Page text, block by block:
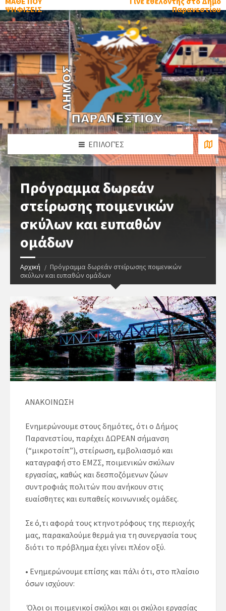
ΨΗΦΙΖΕΙΣ
Παρανεστίου
ΕΠΙΛΟΓΈΣ
Πρόγραμμα δωρεάν
στείρωσης ποιμενικών
σκύλων και ευπαθών
ομάδων
Αρχική
Πρόγραμμα δωρεάν στείρωσης ποιμενικών
σκύλων και ευπαθών ομάδων
ΑΝΑΚΟΙΝΩΣΗ
Ενημερώνουμε στους δημότες, ότι ο Δήμος
Παρανεστίου, παρέχει ΔΩΡΕΑΝ σήμανση
(“μικροτσίπ”), στείρωση, εμβολιασμό και
καταγραφή στο ΕΜΖΣ, ποιμενικών σκύλων
εργασίας, καθώς και δεσποζόμενων ζώων
συντροφιάς πολιτών που ανήκουν στις
ευαίσθητες και ευπαθείς κοινωνικές ομάδες.
Σε ό,τι αφορά τους κτηνοτρόφους της περιοχής
μας, παρακαλούμε θερμά για τη συνεργασία τους
διότι το πρόβλημα έχει γίνει πλέον οξύ.
• Ενημερώνουμε επίσης και πάλι ότι, στο πλαίσιο
όσων ισχύουν:
Όλοι οι ποιμενικοί σκύλοι και οι σκύλοι εργασίας